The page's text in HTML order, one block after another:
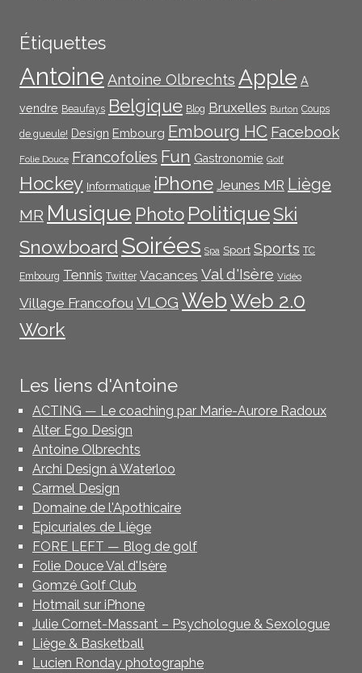
Étiquettes
Antoine Antoine Olbrechts Apple A
vendre Beaufays Belgique Blog Bruxelles Burton Coups
de gueule! Design Embourg Embourg HC Facebook
Folie Douce Francofolies Fun Gastronomie Golf
Hockey Informatique iPhone Jeunes MR Liège
MR Musique Photo PolitiqueSki
Snowboard Soirées Spa Sport Sports TC
Embourg Tennis Twitter Vacances Val d'Isère Vidéo
Village Francofou VLOG WebWeb 2.0
Work
Les liens d'Antoine
ACTING — Le coaching par Marie-Aurore Radoux
Alter Ego Design
Antoine Olbrechts
Archi Design à Waterloo
Carmel Design
Domaine de l'Apothicaire
Epicuriales de Liège
FORE LEFT — Blog de golf
Folie Douce Val d'Isère
Gomzé Golf Club
Hotmail sur iPhone
Julie Cornet-Massant – Psychologue & Sexologue
Liège & Basketball
Lucien Ronday photographe